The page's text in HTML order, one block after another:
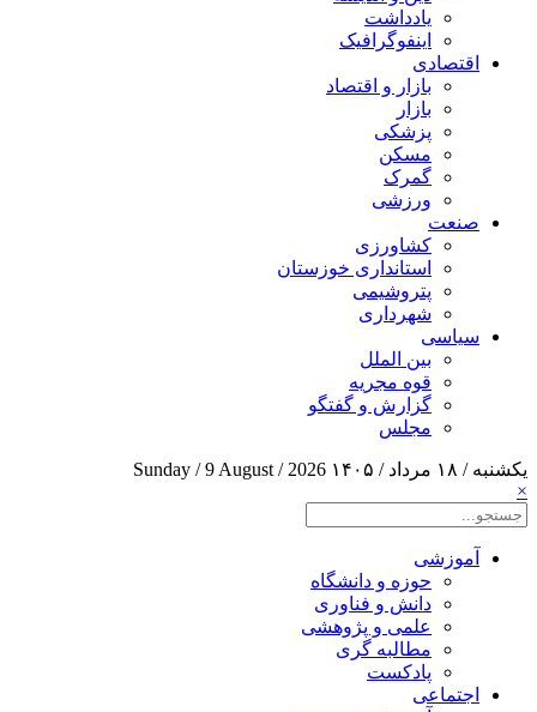
یادداشت
اینفوگرافیک
اقتصادی
بازار و اقتصاد
بازار
پزشکی
مسکن
گمرک
ورزشی
صنعت
کشاورزی
استانداری خوزستان
پتروشیمی
شهرداری
سیاسی
بین الملل
قوه مجریه
گزارش و گفتگو
مجلس
یکشنبه / ۱۸ مرداد / ۱۴۰۵
Sunday / 9 August / 2026
×
آموزشی
حوزه و دانشگاه
دانش و فناوری
علمی و پژوهشی
مطالبه گری
پادکست
اجتماعی